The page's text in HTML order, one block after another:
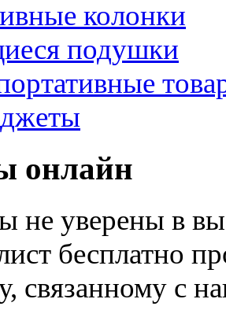
колонки
подушки
онлайн
не уверены в
бесплатно
связанному с